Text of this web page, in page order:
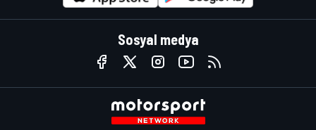
Sosyal medya